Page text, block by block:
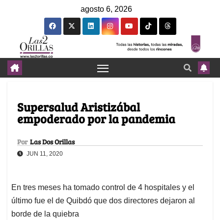
agosto 6, 2026
Supersalud Aristizábal
empoderado por la pandemia
Por Las Dos Orillas
JUN 11, 2020
En tres meses ha tomado control de 4 hospitales y el
último fue el de Quibdó que dos directores dejaron al
borde de la quiebra